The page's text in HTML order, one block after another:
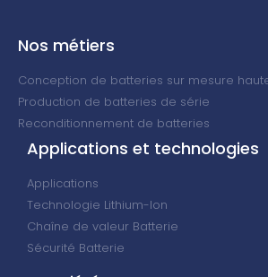
Nos métiers
Conception de batteries sur mesure
Production de batteries de série
Reconditionnement de batteries
Applications et technologies
Applications
Technologie Lithium-Ion
Chaîne de valeur Batterie
Sécurité Batterie